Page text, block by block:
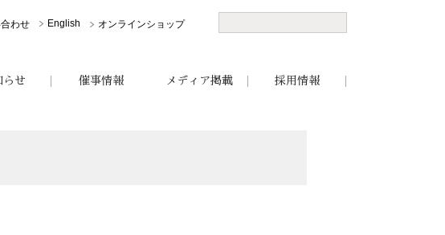
わせ English オンラインショップ
らせ 催事情報 メディア掲載 採用情報